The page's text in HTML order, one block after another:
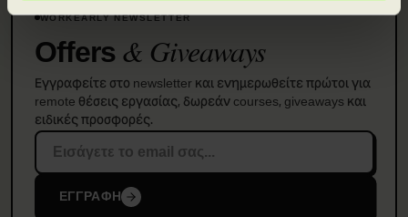
WORKEARLY NEWSLETTER
Offers& Giveaways
Εγγραφείτε στο newsletter και ενημερωθείτε πρώτοι για
remote θέσεις εργασίας, δωρεάν courses, giveaways και
ειδικές προσφορές.
ΕΓΓΡΑΦΗ